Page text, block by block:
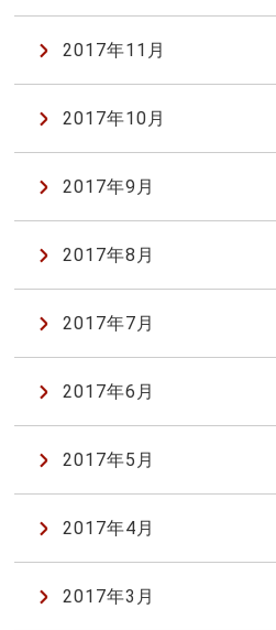
2017年11月
2017年10月
2017年9月
2017年8月
2017年7月
2017年6月
2017年5月
2017年4月
2017年3月